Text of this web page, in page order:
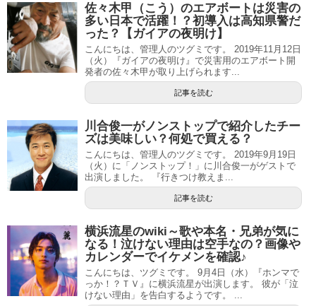
佐々木甲（こう）のエアボートは災害の
多い日本で活躍！？初導入は高知県警だ
った？【ガイアの夜明け】
こんにちは、管理人のツグミです。 2019年11月12日
（火）『ガイアの夜明け』で災害用のエアボート開
発者の佐々木甲が取り上げられます...
記事を読む
川合俊一がノンストップで紹介したチー
ズは美味しい？何処で買える？
こんにちは、管理人のツグミです。 2019年9月19日
（火）に「ノンストップ！」に川合俊一がゲストで
出演しました。 『行きつけ教えま...
記事を読む
横浜流星のwiki～歌や本名・兄弟が気に
なる！泣けない理由は空手なの？画像や
カレンダーでイケメンを確認♪
こんにちは、ツグミです。 9月4日（水）『ホンマで
っか！？ＴＶ』に横浜流星が出演します。 彼が「泣
けない理由」を告白するようです。 ...